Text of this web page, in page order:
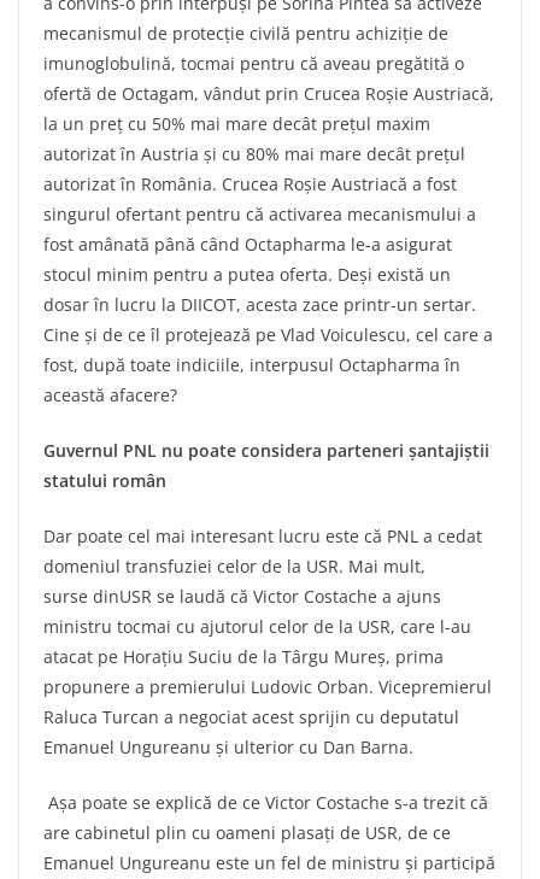
mecanismul de protecție civilă pentru achiziție de
imunoglobulină, tocmai pentru că aveau pregătită o
ofertă de Octagam, vândut prin Crucea Roșie Austriacă,
la un preț cu 50% mai mare decât prețul maxim
autorizat în Austria și cu 80% mai mare decât prețul
autorizat în România. Crucea Roșie Austriacă a fost
singurul ofertant pentru că activarea mecanismului a
fost amânată până când Octapharma le-a asigurat
stocul minim pentru a putea oferta. Deși există un
dosar în lucru la DIICOT, acesta zace printr-un sertar.
Cine și de ce îl protejează pe Vlad Voiculescu, cel care a
fost, după toate indiciile, interpusul Octapharma în
această afacere?
Guvernul PNL nu poate considera parteneri șantajiștii
statului român
Dar poate cel mai interesant lucru este că PNL a cedat
domeniul transfuziei celor de la USR. Mai mult,
surse dinUSR se laudă că Victor Costache a ajuns
ministru tocmai cu ajutorul celor de la USR, care l-au
atacat pe Horațiu Suciu de la Târgu Mureș, prima
propunere a premierului Ludovic Orban. Vicepremierul
Raluca Turcan a negociat acest sprijin cu deputatul
Emanuel Ungureanu și ulterior cu Dan Barna.
Așa poate se explică de ce Victor Costache s-a trezit că
are cabinetul plin cu oameni plasați de USR, de ce
Emanuel Ungureanu este un fel de ministru și participă